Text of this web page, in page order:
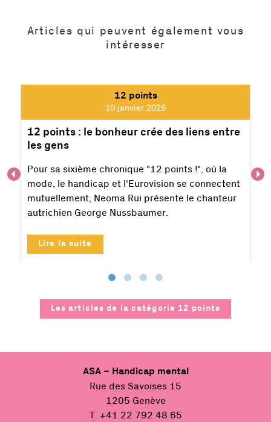
Articles qui peuvent également vous
intéresser
12 points
10 janvier 2026
12 points : le bonheur crée des liens entre
les gens
Pour sa sixième chronique "12 points !", où la
mode, le handicap et l'Eurovision se connectent
mutuellement, Neoma Rui présente le chanteur
autrichien George Nussbaumer.
Lire la suite
Les articles de la catégorie 12 points
ASA – Handicap mental
Rue des Savoises 15
1205 Genève
T. +41 22 792 48 65